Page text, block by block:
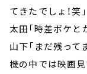
てきたでしょ！笑」
太田「時差ボケと
山下「まだ残っ
機の中では映画見